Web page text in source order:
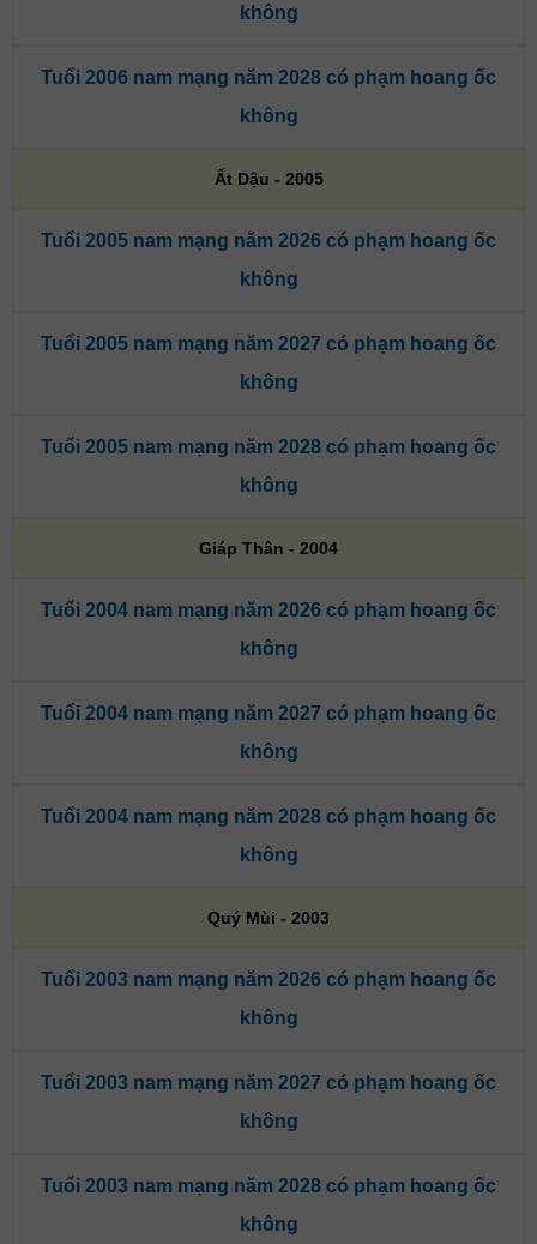
không
Tuổi 2006 nam mạng năm 2028 có phạm hoang ốc
không
Ất Dậu - 2005
Tuổi 2005 nam mạng năm 2026 có phạm hoang ốc
không
Tuổi 2005 nam mạng năm 2027 có phạm hoang ốc
không
Tuổi 2005 nam mạng năm 2028 có phạm hoang ốc
không
Giáp Thân - 2004
Tuổi 2004 nam mạng năm 2026 có phạm hoang ốc
không
Tuổi 2004 nam mạng năm 2027 có phạm hoang ốc
không
Tuổi 2004 nam mạng năm 2028 có phạm hoang ốc
không
Quý Mùi - 2003
Tuổi 2003 nam mạng năm 2026 có phạm hoang ốc
không
Tuổi 2003 nam mạng năm 2027 có phạm hoang ốc
không
Tuổi 2003 nam mạng năm 2028 có phạm hoang ốc
không